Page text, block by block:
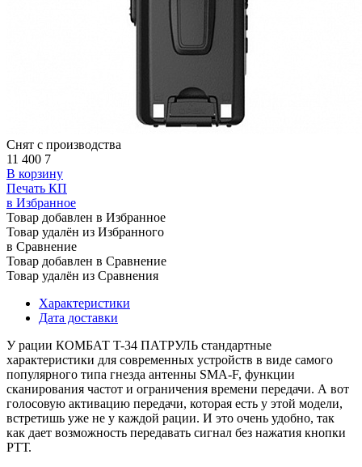
Снят с производства
11 400 7
В корзину
Печать КП
в Избранное
Товар добавлен в Избранное
Товар удалён из Избранного
в Сравнение
Товар добавлен в Сравнение
Товар удалён из Сравнения
Характеристики
Дата доставки
У рации КОМБАТ T-34 ПАТРУЛЬ стандартные
характеристики для современных устройств в виде самого
популярного типа гнезда антенны SMA-F, функции
сканирования частот и ограничения времени передачи. А вот
голосовую активацию передачи, которая есть у этой модели,
встретишь уже не у каждой рации. И это очень удобно, так
как дает возможность передавать сигнал без нажатия кнопки
РТТ.